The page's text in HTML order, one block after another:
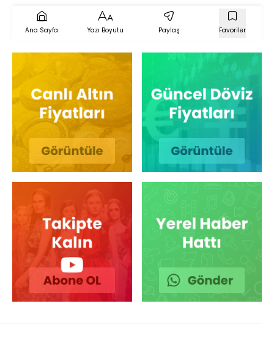
Ana Sayfa Yazı Boyutu Paylaş Favoriler